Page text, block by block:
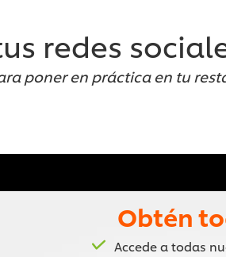
redes
poner en práctica en tu
Obtén
Accede a todas